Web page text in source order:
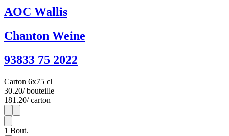
AOC Wallis
Chanton Weine
93833 75 2022
Carton 6x75 cl
30.20/ bouteille
181.20/ carton
1
1 Bout.